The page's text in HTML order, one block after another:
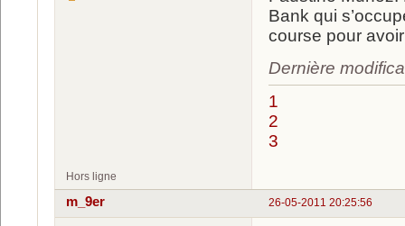
Bank qui
course pour
Dernière
1
2
3
Hors ligne
26-05-2011 20:25:56
m_9er